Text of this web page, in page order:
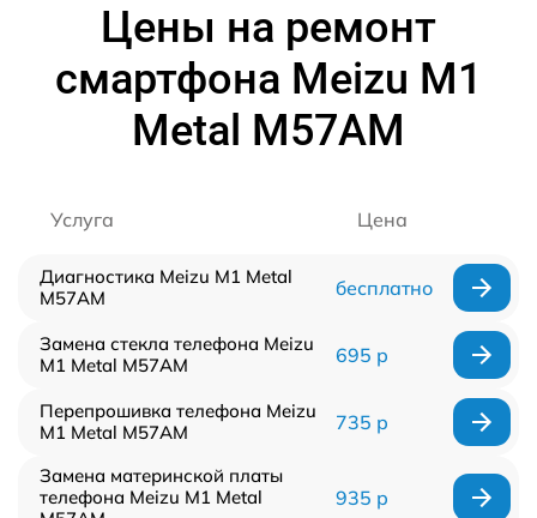
Цены на ремонт
смартфона Meizu M1
Metal M57AM
Услуга Цена
Диагностика Meizu M1 Metal
M57AM
бесплатно
Замена стекла телефона Meizu
M1 Metal M57AM
695 р
Перепрошивка телефона Meizu
M1 Metal M57AM
735 р
Замена материнской платы
телефона Meizu M1 Metal
935 р